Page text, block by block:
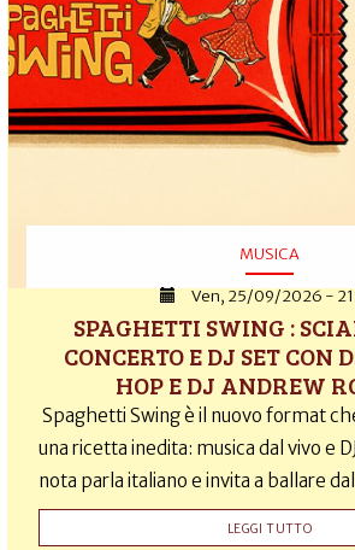
MUSICA
Ven, 25/09/2026 -
SPAGHETTI SWING :
CONCERTO E DJ SET CON
HOP E DJ ANDREW
Spaghetti Swing è il nuovo format
una ricetta inedita: musica dal vivo e
nota parla italiano e invita a ballare
LEGGI TUTTO